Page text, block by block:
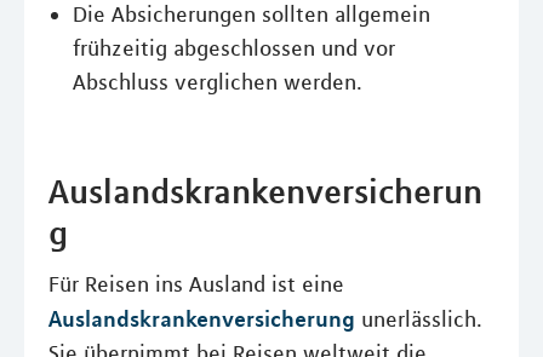
Die Absicherungen sollten allgemein
frühzeitig abgeschlossen und vor
Abschluss verglichen werden.
Auslandskrankenversicherun
g
Für Reisen ins Ausland ist eine
Auslandskrankenversicherung unerlässlich.